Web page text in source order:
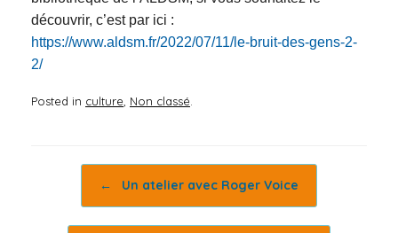
découvrir, c’est par ici :
https://www.aldsm.fr/2022/07/11/le-bruit-des-gens-2-
2/
Posted in culture Non classé
← Un atelier avec Roger Voice